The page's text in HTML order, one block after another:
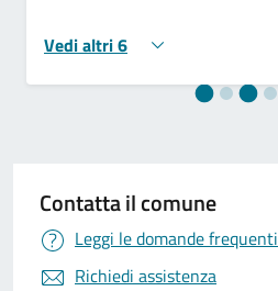
Vedi altri 6
Contatta il comune
Leggi le domande frequenti
Richiedi assistenza